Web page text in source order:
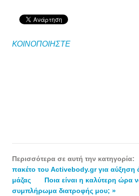
ΚΟΙΝΟΠΟΙΗΣΤΕ
Περισσότερα σε αυτή την κατηγορία:
πακέτο του Activebody.gr για αύξηση
μάζας
Ποια είναι η καλύτερη ώρα
συμπλήρωμα διατροφής μου; »